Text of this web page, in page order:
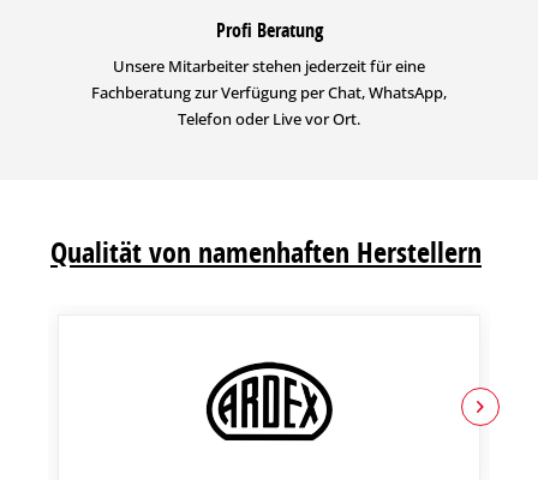
Profi Beratung
Unsere Mitarbeiter stehen jederzeit für eine
Fachberatung zur Verfügung per Chat, WhatsApp,
Telefon oder Live vor Ort.
Qualität von namenhaften Herstellern